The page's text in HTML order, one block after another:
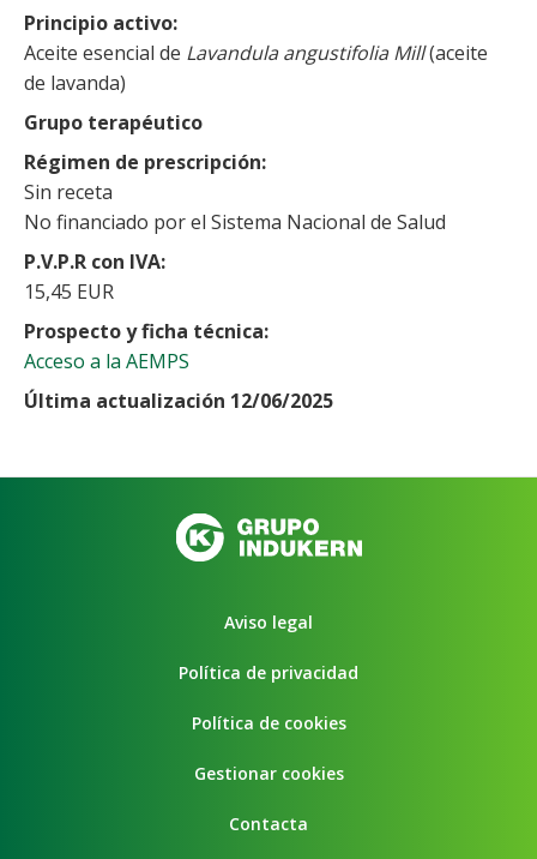
Principio activo
Aceite esencial de Lavandula angustifolia Mill(aceite
de lavanda)
Grupo terapéutico
Régimen de prescripción
Sin receta
No financiado por el Sistema Nacional de Salud
P.V.P.R con IVA
15,45 EUR
Prospecto y ficha técnica
Acceso a la AEMPS
Última actualización 12/06/2025
Aviso legal
Política de privacidad
Política de cookies
Gestionar cookies
Contacta